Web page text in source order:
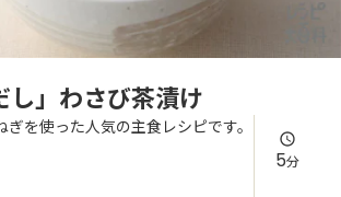
るお問い合わせ
し」わさび茶漬け
ぎを使った人気の主食レシピです。
5分